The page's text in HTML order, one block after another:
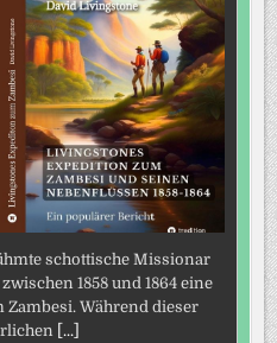
schottische Missionar
1858 und 1864 eine
Zambesi. Während dieser
[...]